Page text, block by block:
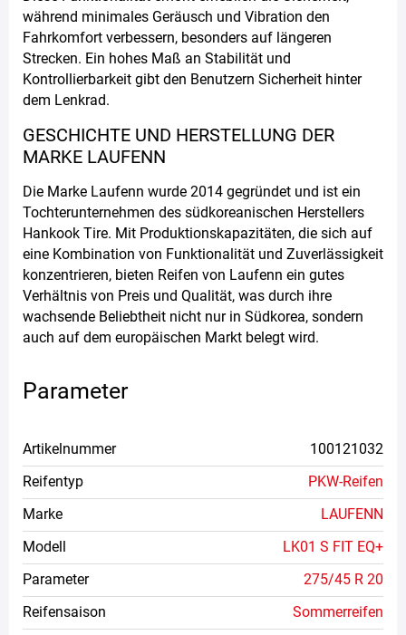
während minimales Geräusch und Vibration den
Fahrkomfort verbessern, besonders auf längeren
Strecken. Ein hohes Maß an Stabilität und
Kontrollierbarkeit gibt den Benutzern Sicherheit hinter
dem Lenkrad.
GESCHICHTE UND HERSTELLUNG DER
MARKE LAUFENN
Die Marke Laufenn wurde 2014 gegründet und ist ein
Tochterunternehmen des südkoreanischen Herstellers
Hankook Tire. Mit Produktionskapazitäten, die sich auf
eine Kombination von Funktionalität und Zuverlässigkeit
konzentrieren, bieten Reifen von Laufenn ein gutes
Verhältnis von Preis und Qualität, was durch ihre
wachsende Beliebtheit nicht nur in Südkorea, sondern
auch auf dem europäischen Markt belegt wird.
Parameter
Artikelnummer
100121032
Reifentyp
PKW-Reifen
Marke
LAUFENN
Modell
LK01 S FIT EQ+
Parameter
275/45 R 20
Reifensaison
Sommerreifen